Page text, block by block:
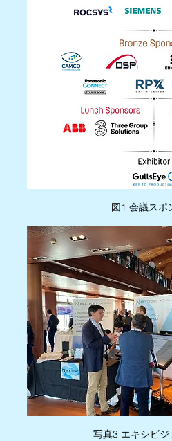
図1 会議スポ
写真3 エキシビジ